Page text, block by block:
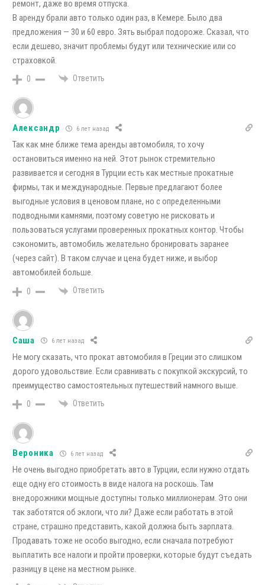
ремонт, даже во время отпуска.
В аренду брали авто только один раз, в Кемере. Было два
предложения — 30 и 60 евро. Зять выбрал подороже. Сказал, что
если дешево, значит проблемы будут или технические или со
страховкой.
0 Ответить
Александр 6 лет назад
Так как мне ближе тема аренды автомобиля, то хочу
остановиться именно на ней. Этот рынок стремительно
развивается и сегодня в Турции есть как местные прокатные
фирмы, так и международные. Первые предлагают более
выгодные условия в ценовом плане, но с определенными
подводными камнями, поэтому советую не рисковать и
пользоваться услугами проверенных прокатных контор. Чтобы
сэкономить, автомобиль желательно бронировать заранее
(через сайт). В таком случае и цена будет ниже, и выбор
автомобилей больше.
0 Ответить
Саша 6 лет назад
Не могу сказать, что прокат автомобиля в Греции это слишком
дорого удовольствие. Если сравнивать с покупкой экскурсий, то
преимущество самостоятельных путешествий намного выше.
0 Ответить
Вероника 6 лет назад
Не очень выгодно приобретать авто в Турции, если нужно отдать
еще одну его стоимость в виде налога на роскошь. Там
внедорожники мощные доступны только миллионерам. Это они
так заботятся об эклоги, что ли? Даже если работать в этой
стране, страшно представить, какой должна быть зарплата.
Продавать тоже не особо выгодно, если сначала потребуют
выплатить все налоги и пройти проверки, которые будут съедать
разницу в цене на местном рынке.